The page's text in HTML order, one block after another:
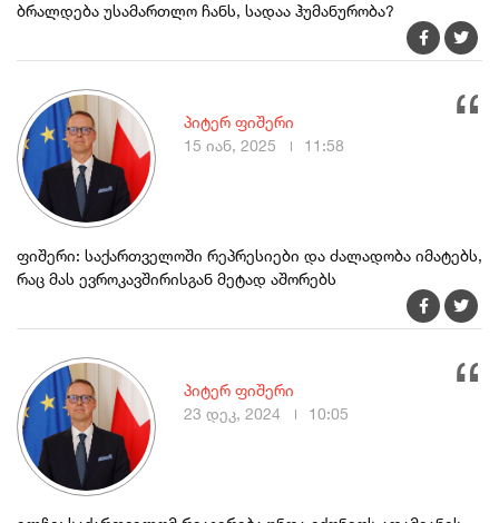
ბრალდება უსამართლო ჩანს, სადაა ჰუმანურობა?
ფიშერი: საქართველოში რეპრესიები და ძალადობა იმატებს,
რაც მას ევროკავშირისგან მეტად აშორებს
პიტერ ფიშერი
15 იან, 2025
11:58
პიტერ ფიშერი
23 დეკ, 2024
10:05